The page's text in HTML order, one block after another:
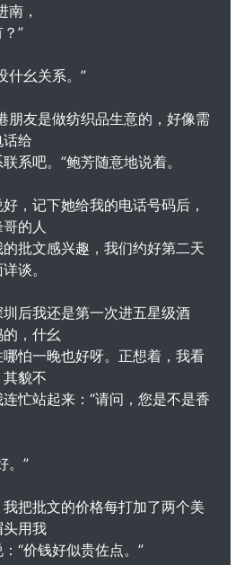
南，
”
幺关系。”
友是做纺织品生意的，好像需
给
系吧。”鲍芳随意地说着。
记下她给我的电话号码后，
的人
批文感兴趣，我们约好第二天
谈。
后我还是第一次进五星级酒
，什幺
怕一晚也好呀。正想着，我看
貌不
忙站起来：“请问，您是不是香
。”
批文的价格每打加了两个美
用我
“价钱好似贵佐点。”